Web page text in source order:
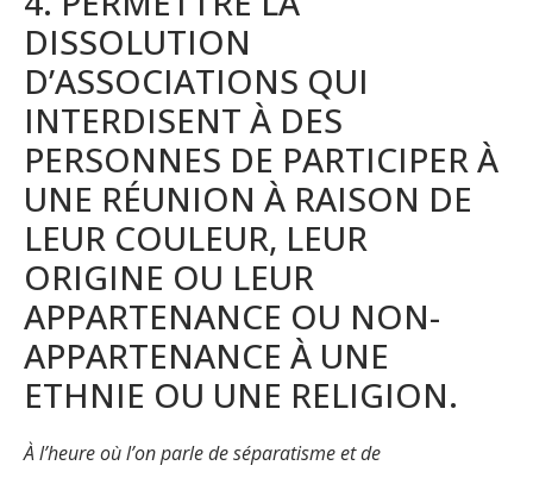
DISSOLUTION
D’ASSOCIATIONS QUI
INTERDISENT À DES
PERSONNES DE PARTICIPER À
UNE RÉUNION À RAISON DE
LEUR COULEUR, LEUR
ORIGINE OU LEUR
APPARTENANCE OU NON-
APPARTENANCE À UNE
ETHNIE OU UNE RELIGION.
À l’heure où l’on parle de séparatisme et de